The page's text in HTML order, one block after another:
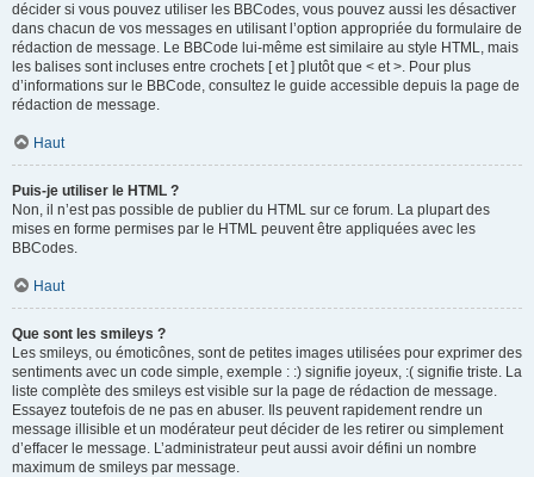
décider si vous pouvez utiliser les BBCodes, vous pouvez aussi les désactiver
dans chacun de vos messages en utilisant l’option appropriée du formulaire de
rédaction de message. Le BBCode lui-même est similaire au style HTML, mais
les balises sont incluses entre crochets [ et ] plutôt que < et >. Pour plus
d’informations sur le BBCode, consultez le guide accessible depuis la page de
rédaction de message.
Haut
Puis-je utiliser le HTML ?
Non, il n’est pas possible de publier du HTML sur ce forum. La plupart des
mises en forme permises par le HTML peuvent être appliquées avec les
BBCodes.
Haut
Que sont les smileys ?
Les smileys, ou émoticônes, sont de petites images utilisées pour exprimer des
sentiments avec un code simple, exemple : :) signifie joyeux, :( signifie triste. La
liste complète des smileys est visible sur la page de rédaction de message.
Essayez toutefois de ne pas en abuser. Ils peuvent rapidement rendre un
message illisible et un modérateur peut décider de les retirer ou simplement
d’effacer le message. L’administrateur peut aussi avoir défini un nombre
maximum de smileys par message.